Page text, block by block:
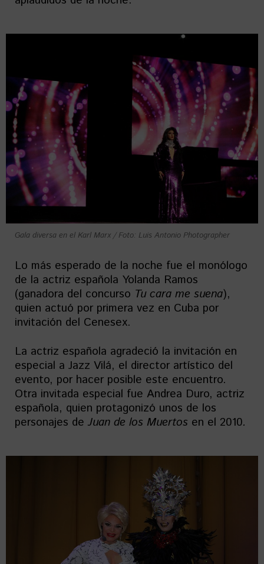
Gala diversa en el Karl Marx / Foto: Luis Antonio Photographer
Lo más esperado de la noche fue el monólogo
de la actriz española Yolanda Ramos
(ganadora del concurso Tu cara me suena),
quien actuó por primera vez en Cuba por
invitación del Cenesex.
La actriz española agradeció la invitación en
especial a Jazz Vilá, el director artístico del
evento, por hacer posible este encuentro.
Otra invitada especial fue Andrea Duro, actriz
española, quien protagonizó unos de los
personajes de Juan de los Muertos en el 2010.